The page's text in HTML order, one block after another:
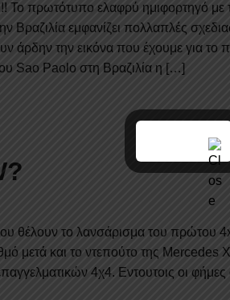
Το πρωτότυπο ελαφρύ ημιφορτηγό με
Βραζιλία εμφανίζει πολλαπλές
άρδην την εικόνα που έχουμε για το
Sao Paolo στη Βραζιλία η […]
θέλουν το λανσάρισμα του πρώτου
μετά και το ντεπούτο της Mercedes
4χ4. Εντουτοις οι